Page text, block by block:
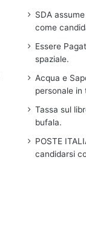
SDA
come
Essere
spaziale.
Acqua e
personale
Tassa sul
bufala.
POSTE
candidarsi